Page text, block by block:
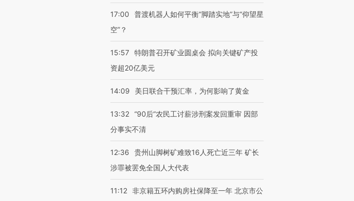
17:00
普渡机器人如何平衡“脚踏实地”与“仰望星
空”？
15:57 特朗普召开矿业圆桌会 拟向关键矿产投
资超20亿美元
14:09 美日联合干预汇率，为何影响了黄金
13:32 “90后”农民工讨薪涉刑案发回重审 因部
分事实不清
12:36
贵州山脚树矿难致16人死亡近三年 矿长
涉罪被罢免全国人大代表
11:12 非京籍五环内购房社保降至一年 北京市公